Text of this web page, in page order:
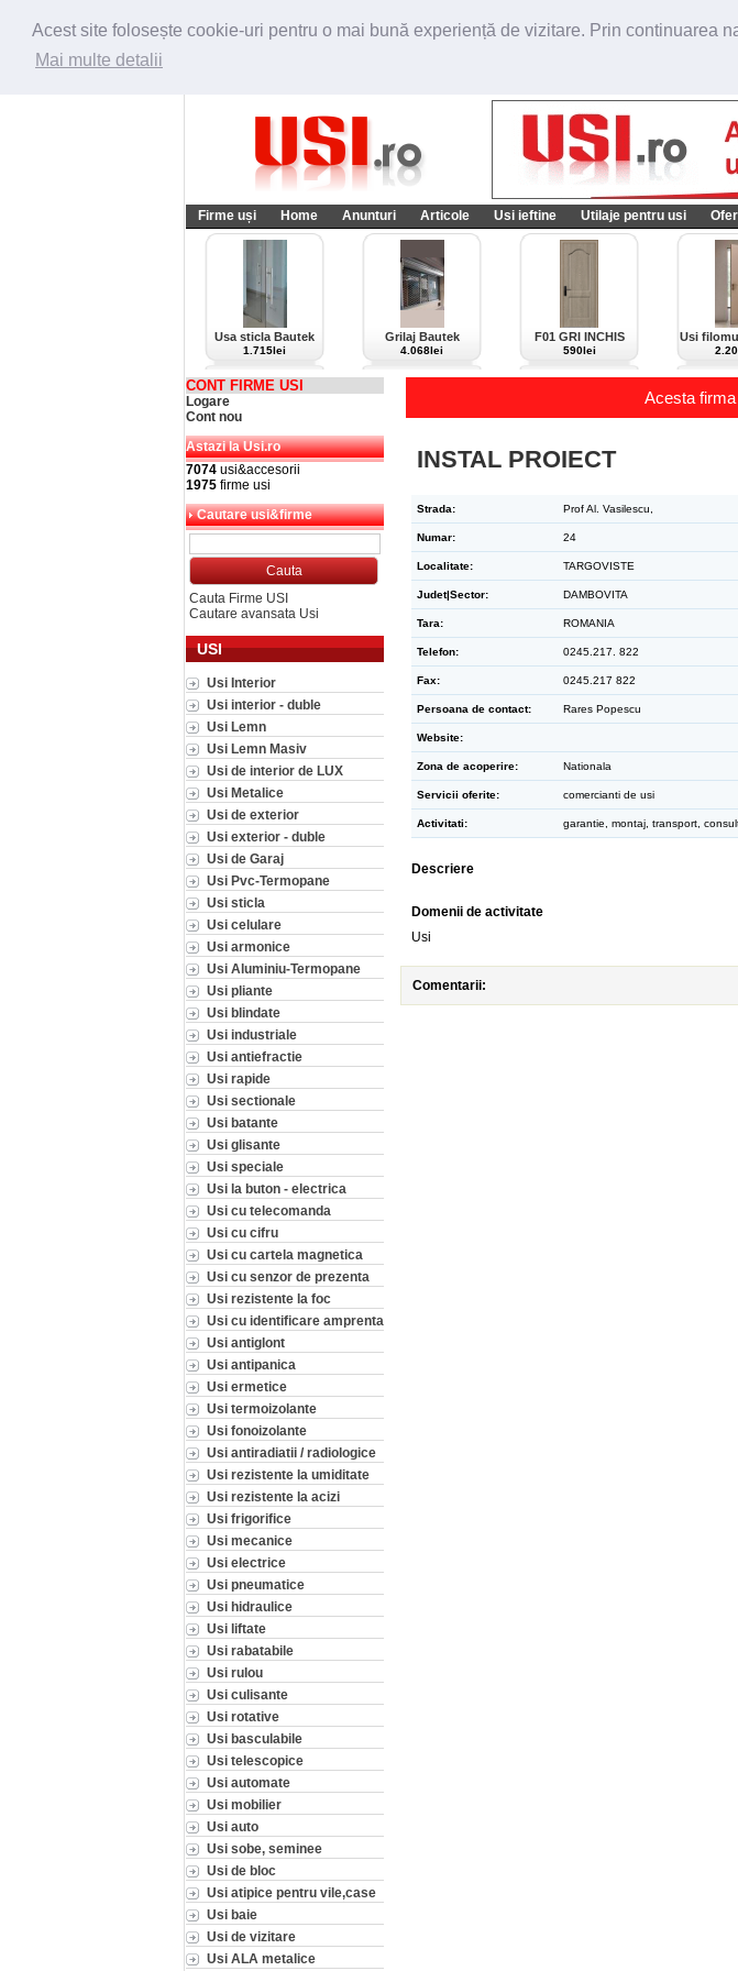
Acest site folosește cookie-uri pentru o mai bună experiență de vizitare. Prin continuarea
Mai multe detalii
Firme uși Home Anunturi Articole Usi ieftine Utilaje pentru usi
Usa sticla Bautek
1.715lei
Grilaj Bautek
4.068lei
F01 GRI INCHIS
590lei
Usi
CONT FIRME USI
Logare
Cont nou
Astazi la Usi.ro
7074 usi&accesorii
1975 firme usi
Cautare usi&firme
Cauta Firme USI
Cautare avansata Usi
USI
Usi Interior
Usi interior - duble
Usi Lemn
Usi Lemn Masiv
Usi de interior de LUX
Usi Metalice
Usi de exterior
Usi exterior - duble
Usi de Garaj
Usi Pvc-Termopane
Usi sticla
Usi celulare
Usi armonice
Usi Aluminiu-Termopane
Usi pliante
Usi blindate
Usi industriale
Usi antiefractie
Usi rapide
Usi sectionale
Usi batante
Usi glisante
Usi speciale
Usi la buton - electrica
Usi cu telecomanda
Usi cu cifru
Usi cu cartela magnetica
Usi cu senzor de prezenta
Usi rezistente la foc
Usi cu identificare amprenta
Usi antiglont
Usi antipanica
Usi ermetice
Usi termoizolante
Usi fonoizolante
Usi antiradiatii / radiologice
Usi rezistente la umiditate
Usi rezistente la acizi
Usi frigorifice
Usi mecanice
Usi electrice
Usi pneumatice
Usi hidraulice
Usi liftate
Usi rabatabile
Usi rulou
Usi culisante
Usi rotative
Usi basculabile
Usi telescopice
Usi automate
Usi mobilier
Usi auto
Usi sobe, seminee
Usi de bloc
Usi atipice pentru vile,case
Usi baie
Usi de vizitare
Usi ALA metalice
Acesta
INSTAL PROIECT
Strada: Prof Al. Vasilescu,
Numar: 24
Localitate: TARGOVISTE
Judet|Sector: DAMBOVITA
Tara: ROMANIA
Telefon: 0245.217. 822
Fax: 0245.217 822
Persoana de contact: Rares Popescu
Website:
Zona de acoperire: Nationala
Servicii oferite: comercianti de usi
Activitati: garantie, montaj, transport,
Descriere
Domenii de activitate
Usi
Comentarii: